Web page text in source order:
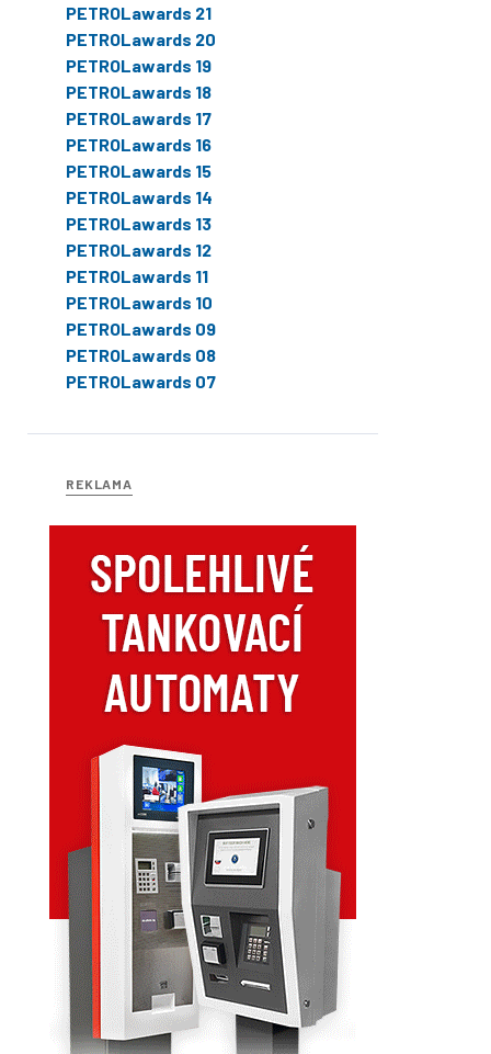
PETROLawards 21
PETROLawards 20
PETROLawards 19
PETROLawards 18
PETROLawards 17
PETROLawards 16
PETROLawards 15
PETROLawards 14
PETROLawards 13
PETROLawards 12
PETROLawards 11
PETROLawards 10
PETROLawards 09
PETROLawards 08
PETROLawards 07
REKLAMA